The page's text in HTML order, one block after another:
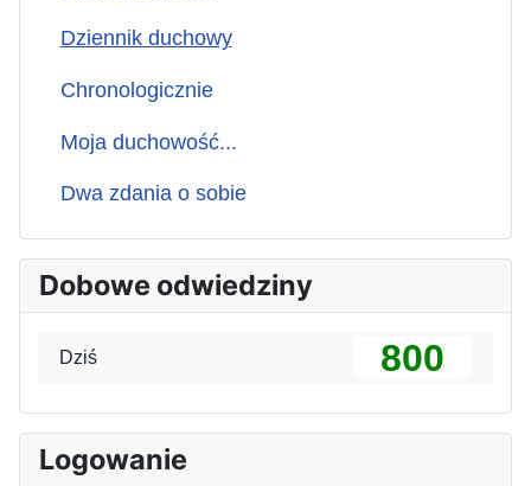
Dziennik duchowy
Chronologicznie
Moja duchowość...
Dwa zdania o sobie
Dobowe odwiedziny
Dziś 800
Logowanie